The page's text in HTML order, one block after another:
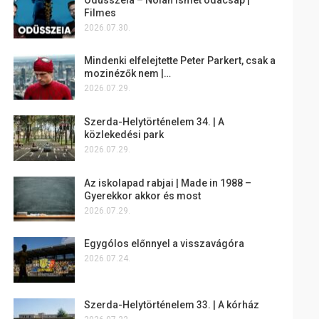
Filmes
2026.07.30.
Mindenki elfelejtette Peter Parkert, csak a
mozinézők nem |…
2026.07.29.
Szerda-Helytörténelem 34. | A
közlekedési park
2026.07.29.
Az iskolapad rabjai | Made in 1988 –
Gyerekkor akkor és most
2026.07.29.
Egygólos előnnyel a visszavágóra
2026.07.24.
Szerda-Helytörténelem 33. | A kórház